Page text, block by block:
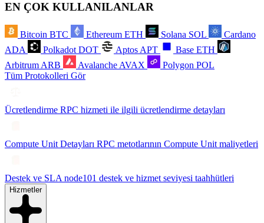
EN ÇOK KULLANILANLAR
Bitcoin BTC Ethereum ETH Solana SOL
Cardano
ADA
Polkadot DOT Aptos APT Base ETH
Arbitrum ARB Avalanche AVAX Polygon POL
Tüm Protokolleri Gör
Ücretlendirme RPC hizmeti ile ilgili ücretlendirme detayları
Compute Unit Detayları RPC metotlarının Compute Unit maliyetleri
Destek ve SLA node101 destek ve hizmet seviyesi taahhütleri
Hizmetler